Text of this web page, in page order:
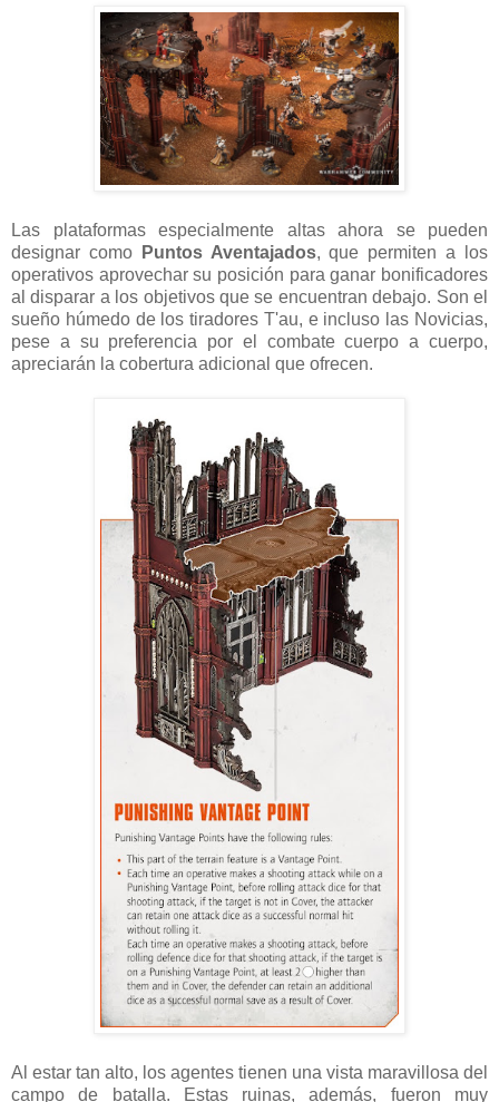
Las plataformas especialmente altas ahora se pueden
designar como
Puntos Aventajados, que permiten a los
operativos aprovechar su posición para ganar bonificadores
al disparar a los objetivos que se encuentran debajo. Son el
sueño húmedo de los tiradores T'au, e incluso las Novicias,
pese a su preferencia por el combate cuerpo a cuerpo,
apreciarán la cobertura adicional que ofrecen.
Al estar tan alto, los agentes tienen una vista maravillosa del
campo de batalla. Estas ruinas, además, fueron muy